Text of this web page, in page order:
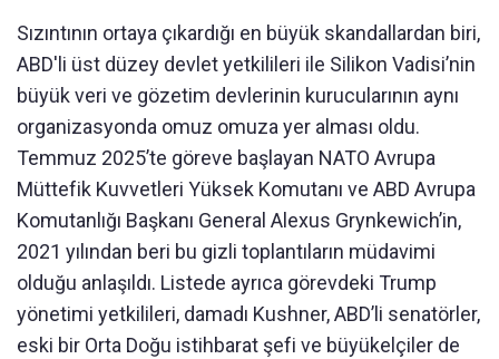
Sızıntının ortaya çıkardığı en büyük skandallardan biri,
ABD'li üst düzey devlet yetkilileri ile Silikon Vadisi’nin
büyük veri ve gözetim devlerinin kurucularının aynı
organizasyonda omuz omuza yer alması oldu.
Temmuz 2025’te göreve başlayan NATO Avrupa
Müttefik Kuvvetleri Yüksek Komutanı ve ABD Avrupa
Komutanlığı Başkanı General Alexus Grynkewich’in,
2021 yılından beri bu gizli toplantıların müdavimi
olduğu anlaşıldı. Listede ayrıca görevdeki Trump
yönetimi yetkilileri, damadı Kushner, ABD’li senatörler,
eski bir Orta Doğu istihbarat şefi ve büyükelçiler de